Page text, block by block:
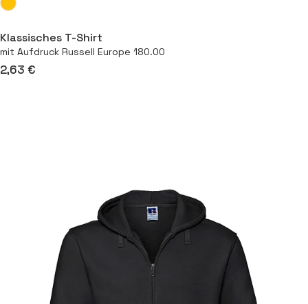
Klassisches T-Shirt
mit Aufdruck Russell Europe 180.00
2,63 €